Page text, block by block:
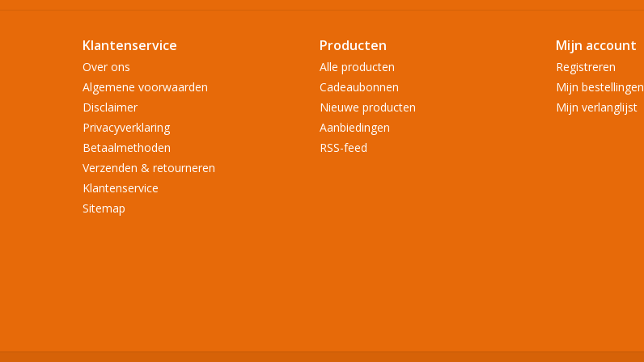
Klantenservice
Over ons
Algemene voorwaarden
Disclaimer
Privacyverklaring
Betaalmethoden
Verzenden & retourneren
Klantenservice
Sitemap
Producten
Alle producten
Cadeaubonnen
Nieuwe producten
Aanbiedingen
RSS-feed
Mijn account
Registreren
Mijn bestellingen
Mijn verlanglijst